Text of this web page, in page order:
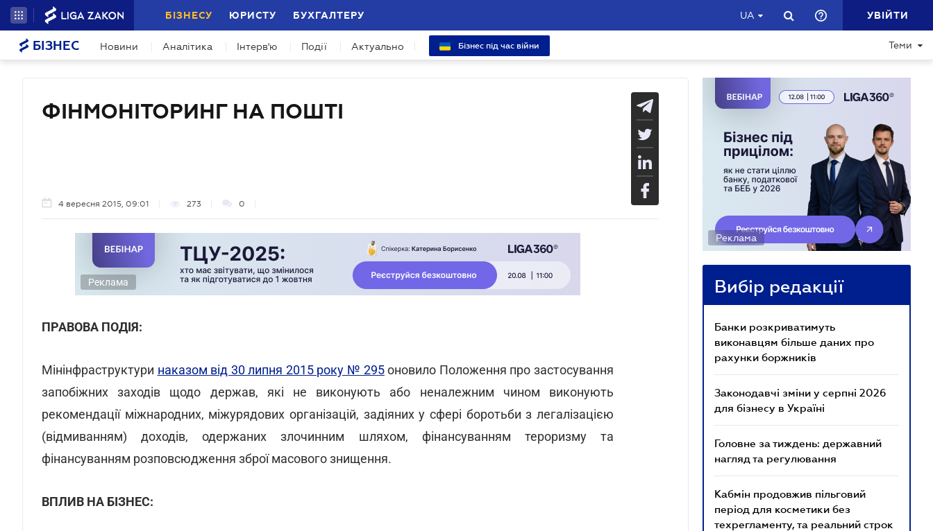
БІЗНЕСУ ЮРИСТУ БУХГАЛТЕРУ UA УВІЙТИ
БІЗНЕС Новини Аналітика Інтерв'ю Події Актуально Бізнес під час війни Теми
ФІНМОНІТОРИНГ НА ПОШТІ
4 вересня 2015, 09:01 273 0
Реклама
ПРАВОВА ПОДІЯ:
Мінінфраструктури наказом від 30 липня 2015 року № 295оновило Положення про застосування
запобіжних заходів щодо держав, які не виконують або неналежним чином виконують
рекомендації міжнародних, міжурядових організацій, задіяних у сфері боротьби з легалізацією
(відмиванням) доходів, одержаних злочинним шляхом, фінансуванням тероризму та
фінансуванням розповсюдження зброї масового знищення.
ВПЛИВ НА БІЗНЕС:
Реклама
Вибір редакції
Банки розкриватимуть
виконавцям більше даних про
рахунки боржників
Законодавчі зміни у серпні 2026
для бізнесу в Україні
Головне за тиждень: державний
нагляд та регулювання
Кабмін продовжив пільговий
період для косметики без
техрегламенту, та реальний строк